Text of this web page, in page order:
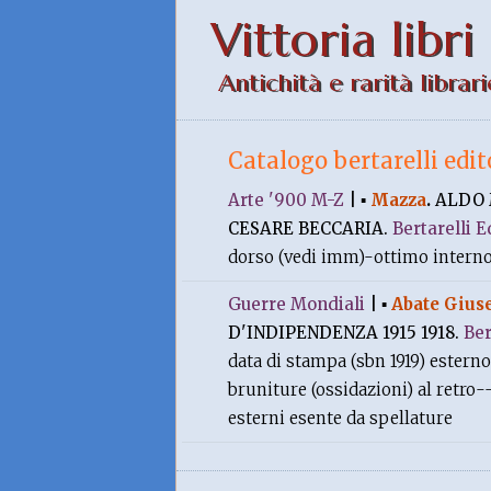
Vittoria libri
Antichità e rarità
Catalogo bertarelli
Arte '900 M-Z
▪ Mazza. ALDO
CESARE BECCARIA. Bertarelli
dorso (vedi imm)-ottimo interno
Guerre Mondiali ▪ Abate
D'INDIPENDENZA 1915 1918.
data di stampa (sbn 1919)
bruniture (ossidazioni) al
esterni esente da spellature